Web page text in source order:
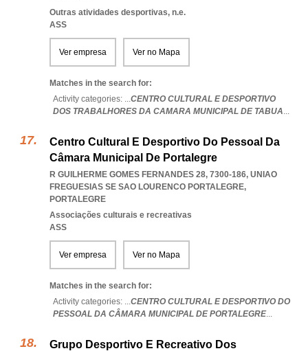
Outras atividades desportivas, n.e.
ASS
Ver empresa Ver no Mapa
Matches in the search for:
Activity categories: ...CENTRO CULTURAL E DESPORTIVO
DOS TRABALHORES DA CAMARA MUNICIPAL DE TABUA...
Centro Cultural E Desportivo Do Pessoal Da
Câmara Municipal De Portalegre
R GUILHERME GOMES FERNANDES 28, 7300-186, UNIAO
FREGUESIAS SE SAO LOURENCO PORTALEGRE,
PORTALEGRE
Associações culturais e recreativas
ASS
Ver empresa Ver no Mapa
Matches in the search for:
Activity categories: ...CENTRO CULTURAL E DESPORTIVO DO
PESSOAL DA CÂMARA MUNICIPAL DE PORTALEGRE...
Grupo Desportivo E Recreativo Dos